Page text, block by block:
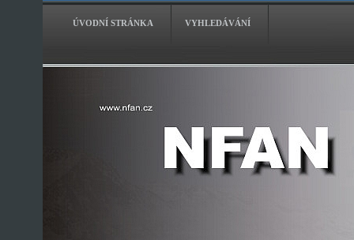
ÚVODNÍ STRÁNKA VYHLEDÁVÁNÍ